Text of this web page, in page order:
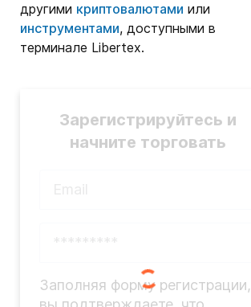
другими криптовалютами или
инструментами, доступными в
терминале Libertex.
Зарегистрируйтесь и
начните торговать
Заполняя форму регистрации,